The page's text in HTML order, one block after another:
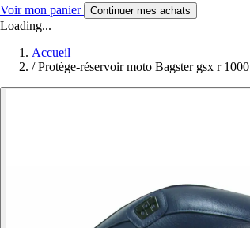
Voir mon panier Continuer mes achats
Loading...
Accueil
/ Protège-réservoir moto Bagster gsx r 1000